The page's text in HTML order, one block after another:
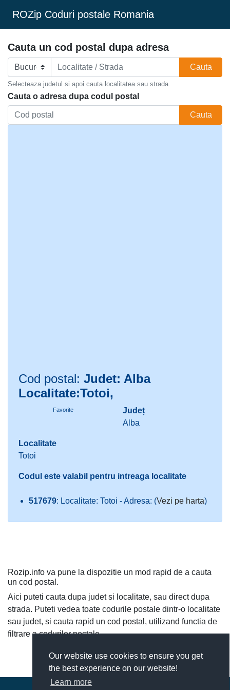
Our website use cookies to ensure you get
the best experience on our website!
Learn more
ROZip Coduri postale Romania
Cauta un cod postal dupa adresa
Cauta
Selecteaza judetul si apoi cauta localitatea sau strada.
Cauta o adresa dupa codul postal
Cauta
Cod postal: Judet: Alba
Localitate:Totoi,
Favorite
Județ
Alba
Localitate
Totoi
Codul este valabil pentru intreaga localitate
517679: Localitate: Totoi - Adresa: (Vezi pe harta)
Rozip.info va pune la dispozitie un mod rapid de a cauta
un cod postal.
Aici puteti cauta dupa judet si localitate, sau direct dupa
strada. Puteti vedea toate codurile postale dintr-o localitate
sau judet, si cauta rapid un cod postal, utilizand functia de
filtrare a codurilor postale.